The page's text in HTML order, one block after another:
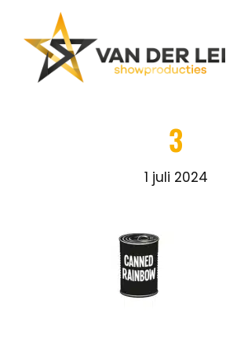
Door
naar
de
hoofd
inhoud
Van der Lei
Showproducties
3
1 juli 2024